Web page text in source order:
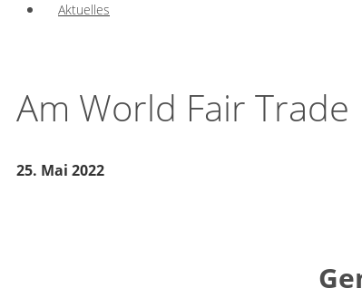
Aktuelles
Am World Fair
25. Mai 2022